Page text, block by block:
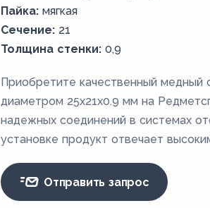
Пайка: мягкая
Сечение: 21
Толщина стенки: 0,9
Приобретите качественный медный
диаметром 25х21х0.9 мм на
надежных соединений в системах
установке продукт отвечает
Отправить запрос